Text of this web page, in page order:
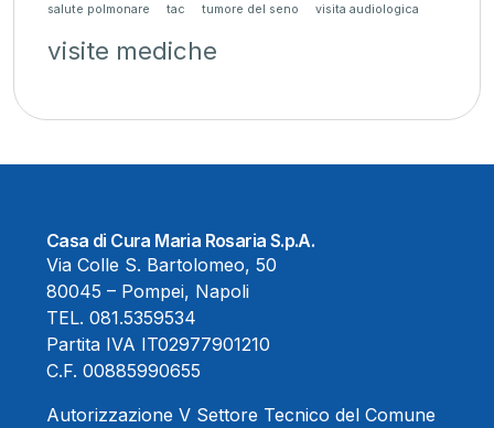
salute polmonare tac tumore del seno visita audiologica
visite mediche
Casa di Cura Maria Rosaria S.p.A.
Via Colle S. Bartolomeo, 50
80045 – Pompei, Napoli
TEL. 081.5359534
Partita IVA IT02977901210
C.F. 00885990655
Autorizzazione V Settore Tecnico del Comune